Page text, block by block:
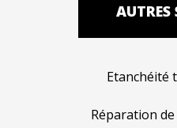
AUTRES
Etanchéité
Réparation